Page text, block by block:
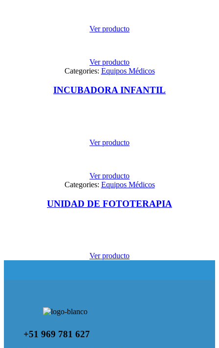
Ver producto
Ver producto
Categories: Equipos Médicos
INCUBADORA INFANTIL
Ver producto
Ver producto
Categories: Equipos Médicos
UNIDAD DE FOTOTERAPIA
Ver producto
+51 969 781 627